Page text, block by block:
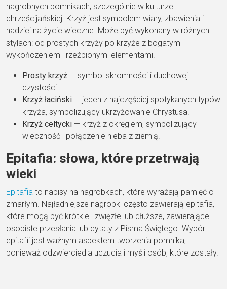
nagrobnych pomnikach, szczególnie w kulturze
chrześcijańskiej. Krzyż jest symbolem wiary, zbawienia i
nadziei na życie wieczne. Może być wykonany w różnych
stylach: od prostych krzyży po krzyże z bogatym
wykończeniem i rzeźbionymi elementami.
Prosty krzyż — symbol skromności i duchowej
czystości.
Krzyż łaciński — jeden z najczęściej spotykanych typów
krzyża, symbolizujący ukrzyżowanie Chrystusa.
Krzyż celtycki — krzyż z okręgiem, symbolizujący
wieczność i połączenie nieba z ziemią.
Epitafia: słowa, które przetrwają
wieki
Epitafia to napisy na nagrobkach, które wyrażają pamięć o
zmarłym. Najładniejsze nagrobki często zawierają epitafia,
które mogą być krótkie i zwięzłe lub dłuższe, zawierające
osobiste przesłania lub cytaty z Pisma Świętego. Wybór
epitafii jest ważnym aspektem tworzenia pomnika,
ponieważ odzwierciedla uczucia i myśli osób, które zostały.